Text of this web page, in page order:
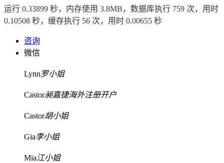
运行 0.33899 秒，内存使用 3.8MB，数据库执行 759 次，用时
0.10508 秒，缓存执行 56 次，用时 0.00655 秒
咨询
微信
Lynn罗小姐
Castor昶嘉捷海外注册开户
Castor胡小姐
Gia李小姐
Mia江小姐